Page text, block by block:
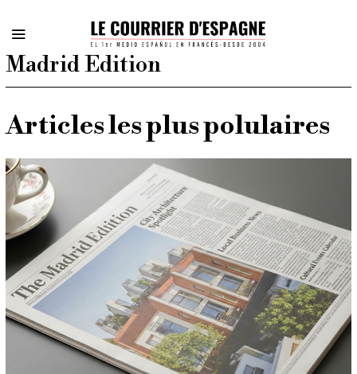
Madrid Edition
Articles les plus polulaires